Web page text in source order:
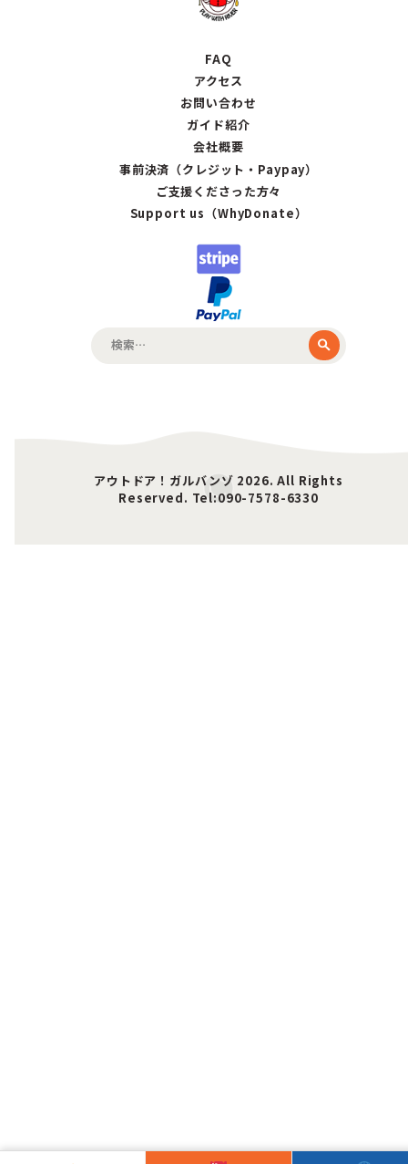
FAQ
アクセス
お問い合わせ
ガイド紹介
会社概要
事前決済（クレジット・Paypay）
ご支援くださった方々
Support us（WhyDonate）
アウトドア！ガルバンゾ 2026. All Rights
Reserved. Tel:090-7578-6330